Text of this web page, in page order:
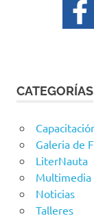
CATEGORÍAS
Galeria de
LiterNauta
Multimedia
Noticias
Talleres